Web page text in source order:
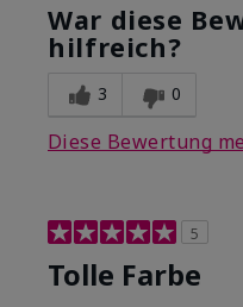
Wie gefällt dir das
Vergleich zu anderen
War diese
hilfreich?
3 0
Diese Bewertung
5
Tolle Farbe